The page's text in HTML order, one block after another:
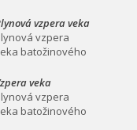
Plynová vzpera
batožinového
Ei
vzpera veka
467/160
vzpera
batožinového
Plynová vzpera
batožinového
Ei
veka
475/180
vzpera
batožinového